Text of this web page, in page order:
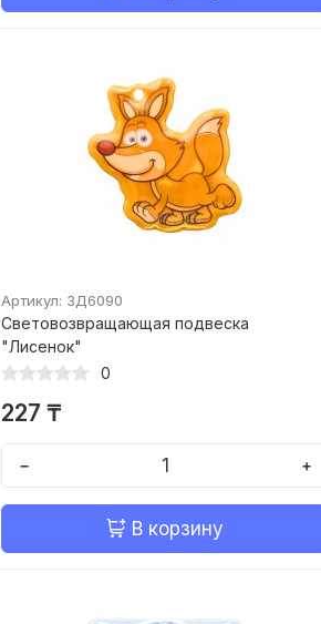
Артикул: ЗД6090
Световозвращающая подвеска
"Лисенок"
0
227 ₸
− +
В корзину